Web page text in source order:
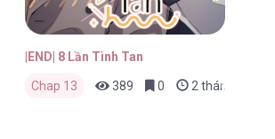
|END| 8 Lần Tình Tan
Chap 13 389 0 2 tháng trước